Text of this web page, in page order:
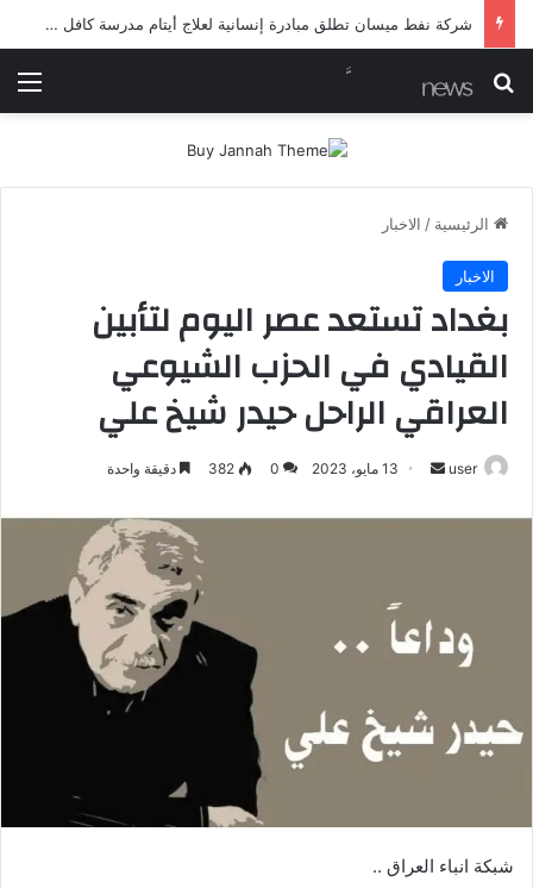
شرطة ميسان تلقي القبض على مطلقي العيارات النارية أثناء تشييع جنائزي في العمارة
بحث عن
الرئيسية / الاخبار
الاخبار
بغداد تستعد عصر اليوم لتأبين
القيادي في الحزب الشيوعي
العراقي الراحل حيدر شيخ علي
user
أرسل
إلكترونيا
13 مايو، 2023 0
382 دقيقة واحدة
شبكة انباء العراق ..